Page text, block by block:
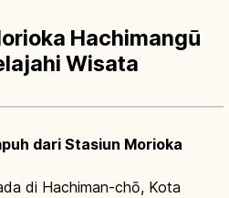
Hachimangū
Wisata
dari Stasiun Morioka
di Hachiman-chō, Kota